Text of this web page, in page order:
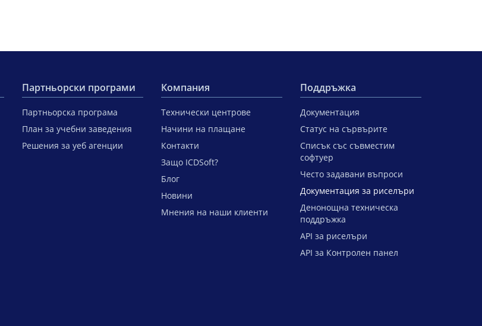
Партньорски програми
Партньорска програма
План за учебни заведения
Решения за уеб агенции
Компания
Технически центрове
Начини на плащане
Контакти
Защо ICDSoft?
Блог
Новини
Мнения на наши клиенти
Поддръжка
Документация
Статус на сървърите
Списък със съвместим
софтуер
Често задавани въпроси
Документация за риселъри
Денонощна техническа
поддръжка
API за риселъри
API за Контролен панел